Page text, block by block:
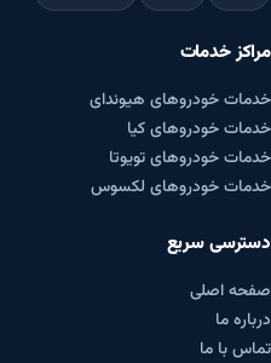
مراکز خدمات
خدمات خودروهای هیوندای
خدمات خودروهای کیا
خدمات خودروهای تویوتا
خدمات خودروهای لکسوس
دسترسی سریع
صفحه اصلی
درباره ما
تماس با ما